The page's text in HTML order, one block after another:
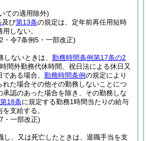
ての適用除外)
及び第13条の規定は、定年前再任用短時
しない。
・令7条例5・一部改正)
しないときは、 勤務時間条例第17条の2
間外勤務代休時間、祝日法による休日又
ある場合、 勤務時間条例の規定により
れた場合その他その勤務しないことにつ
承認のあった場合を除き、その勤務しな
第18条に規定する勤務1時間当たりの給与
支給する。
・一部改正)
し、又は死亡したときは、退職手当を支